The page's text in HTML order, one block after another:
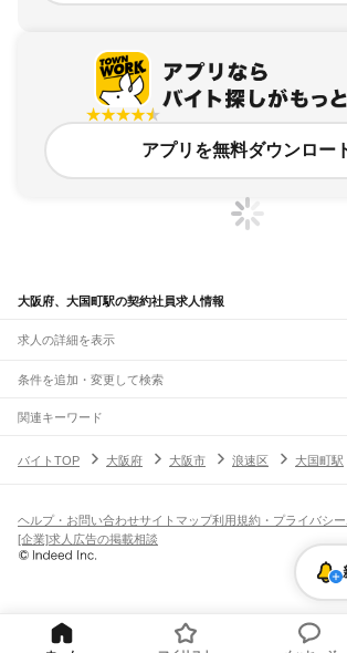
アプリを無料ダウンロー
大阪府、大国町駅の契約社員求人情報
求人の詳細を表示
条件を追加・変更して検索
市区町村を追加・変更
大阪府すべて
生野区旭区城東区阿倍野区 住吉区東住吉区西成区淀川
平野区北区中央区
八尾市
富田林市寝屋川市 松原市
柏原市
門真市 摂津市 藤井寺市 東大阪市
駅を追加・変更
島本駅 高槻駅摂津富田駅 JR総持寺駅茨木駅 千里丘駅 岸辺
新大阪駅大阪駅
JR神戸線(大阪～神戸)
河内堅上駅
柏原駅志紀駅 久宝寺駅加美駅
天王寺駅
ＪＲ難波駅
飲食・フードサービス
飲食・フードサービス
ホールスタッフ
皿洗い・洗い場精肉・
バー（
飲食店（店長・マネージ
営業・販売
営業 テレフォンアポインター（テレアポ） ルートセールス
特徴を追加・変更
人気
髪型・髪色自由
留学生・外国
短期 単発・1日OK
期間限定（春夏冬休み等）
契約社員
関連キーワード
バイトTOP
大阪府 大阪市 浪速区 大国町駅
ヘルプ・お問い合わせサイトマップ利用規約・プライバシ
[企業]求人広告の掲載相談